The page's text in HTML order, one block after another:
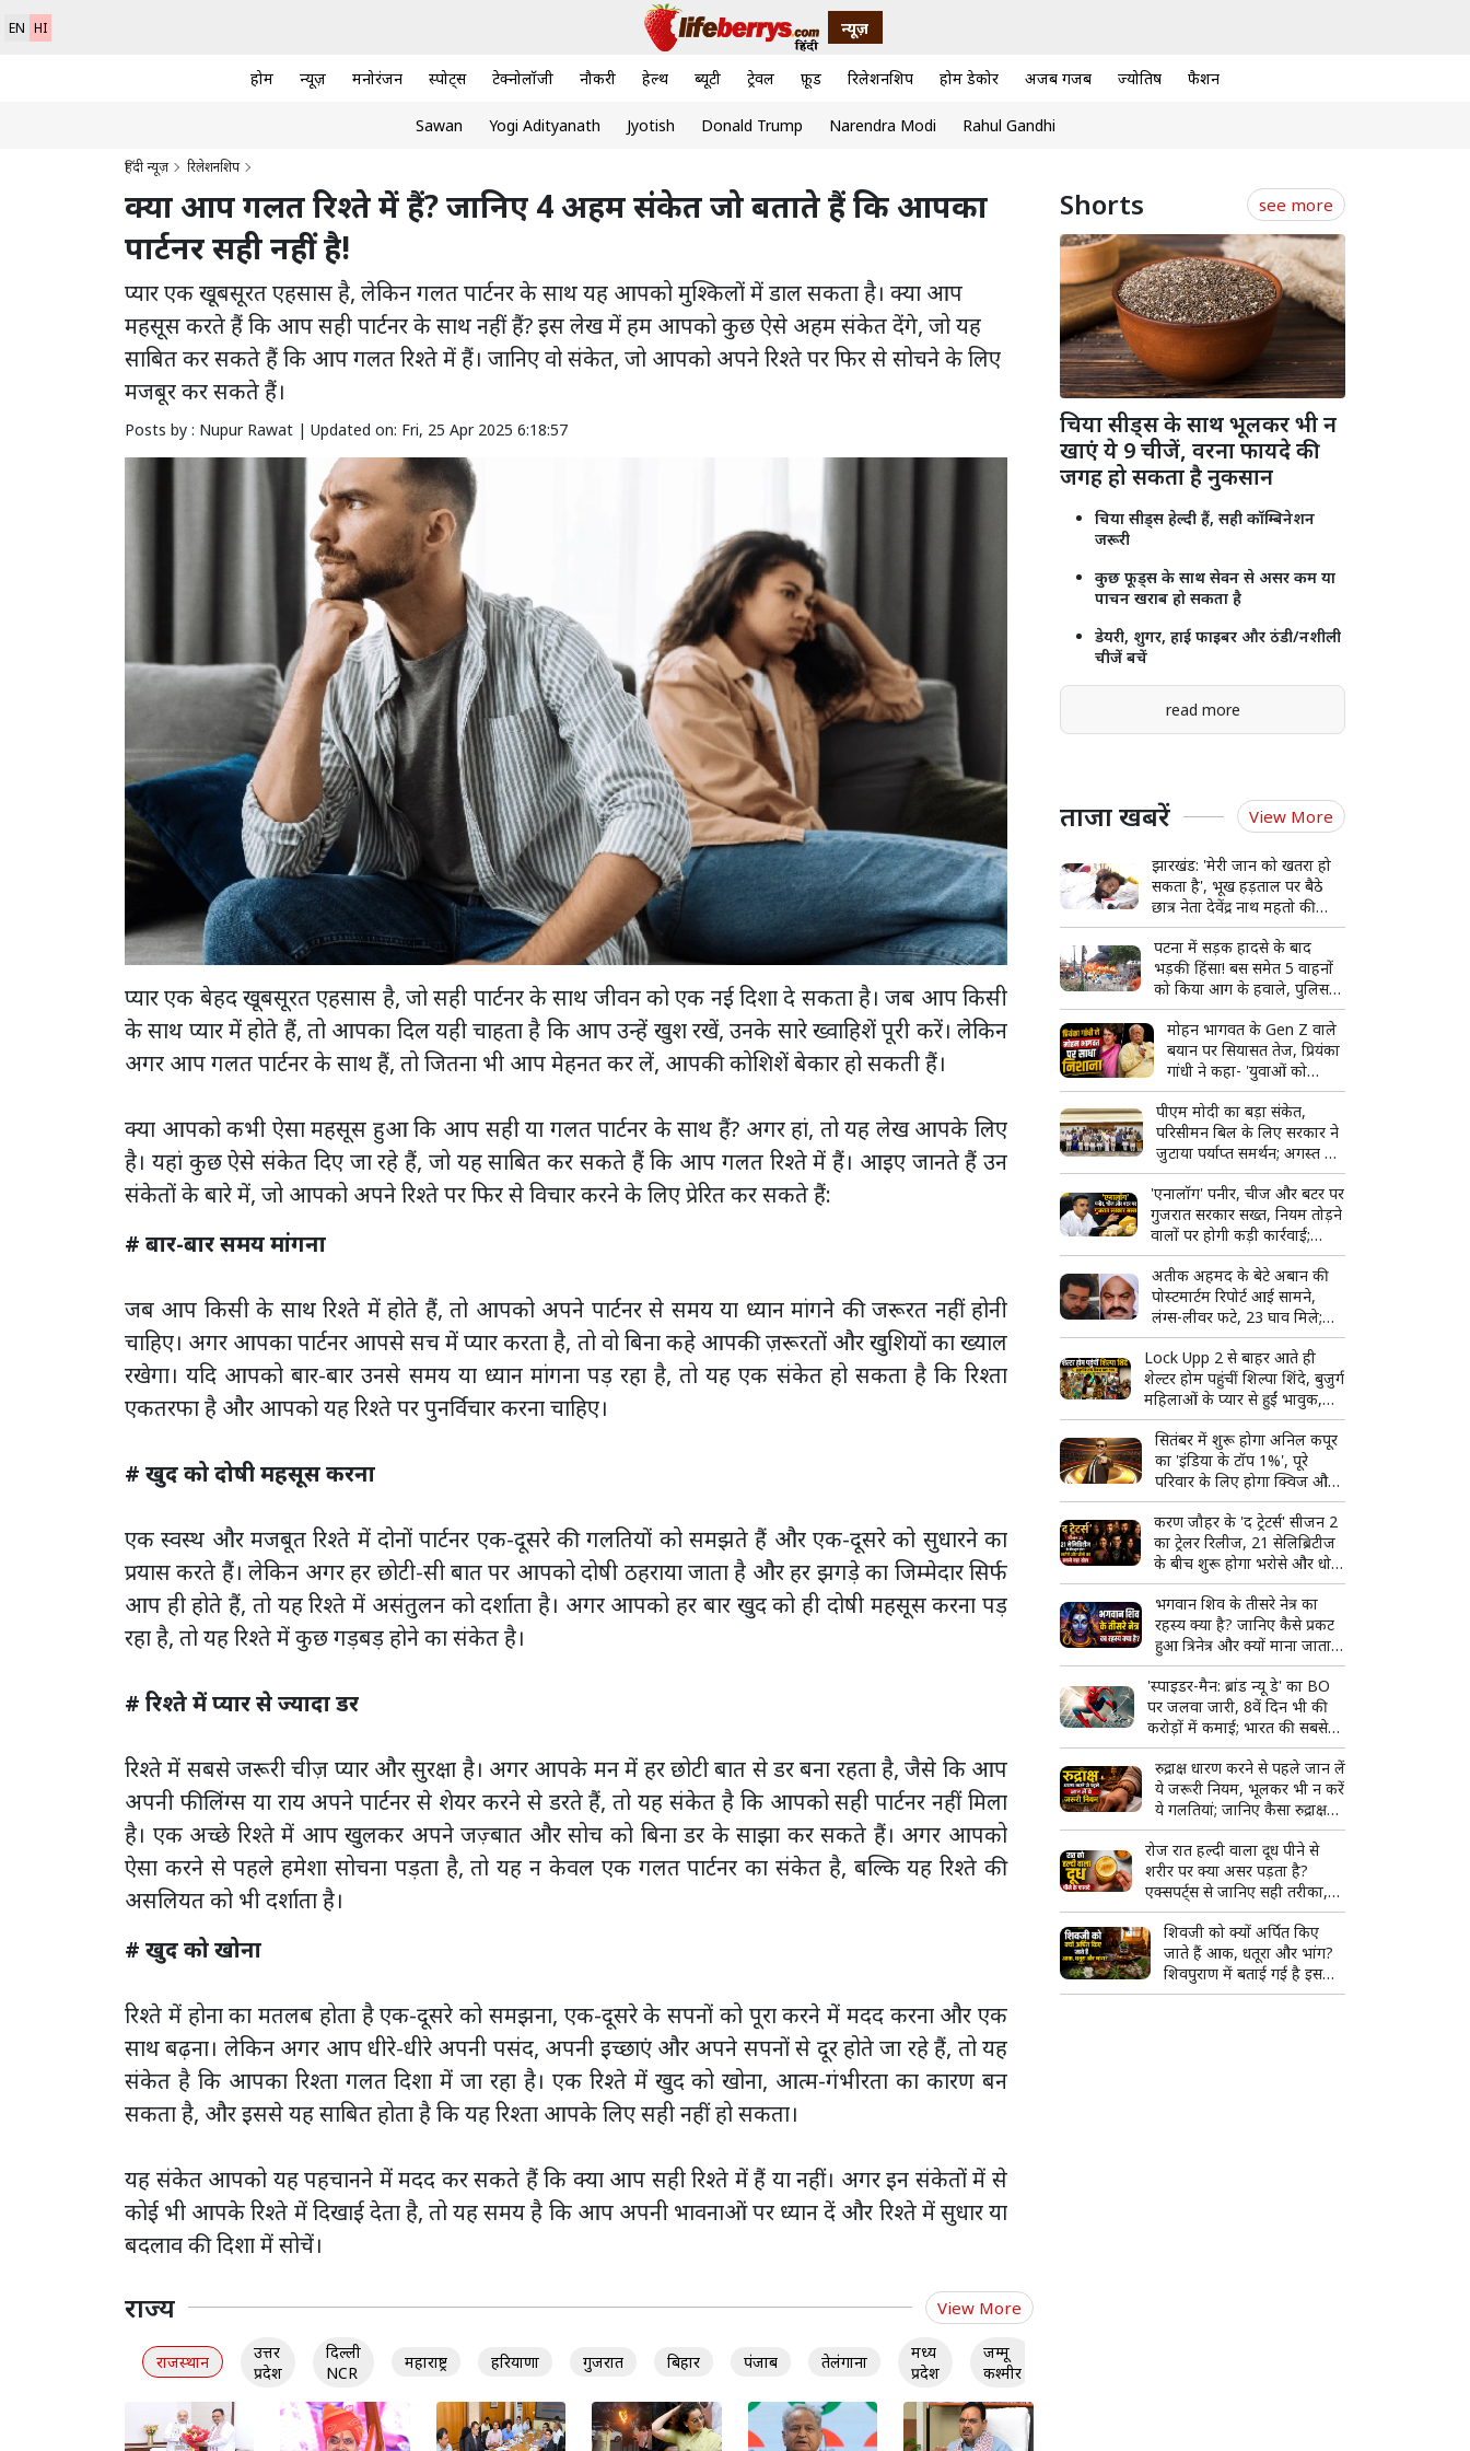
EN HI न्यूज़
होम न्यूज़ मनोरंजन स्पोर्ट्स टेक्नोलॉजी नौकरी हेल्थ ब्यूटी ट्रेवल फ़ूड रिलेशनशिप होम डेकोर अजब गजब ज्योतिष फैशन
Sawan Yogi Adityanath Jyotish Donald Trump Narendra Modi Rahul Gandhi
हिंदी न्यूज़ रिलेशनशिप
क्या आप गलत रिश्ते में हैं? जानिए 4 अहम संकेत जो बताते हैं कि आपका
पार्टनर सही नहीं है!
प्‍यार एक खूबसूरत एहसास है, लेकिन गलत पार्टनर के साथ यह आपको मुश्किलों में डाल सकता है। क्या आप
महसूस करते हैं कि आप सही पार्टनर के साथ नहीं हैं? इस लेख में हम आपको कुछ ऐसे अहम संकेत देंगे, जो यह
साबित कर सकते हैं कि आप गलत रिश्ते में हैं। जानिए वो संकेत, जो आपको अपने रिश्ते पर फिर से सोचने के लिए
मजबूर कर सकते हैं।
Posts by : Nupur Rawat | Updated on: Fri, 25 Apr 2025 6:18:57
प्‍यार एक बेहद खूबसूरत एहसास है, जो सही पार्टनर के साथ जीवन को एक नई दिशा दे सकता है। जब आप किसी
के साथ प्‍यार में होते हैं, तो आपका दिल यही चाहता है कि आप उन्हें खुश रखें, उनके सारे ख्वाहिशें पूरी करें। लेकिन
अगर आप गलत पार्टनर के साथ हैं, तो जितना भी आप मेहनत कर लें, आपकी कोशिशें बेकार हो सकती हैं।
क्या आपको कभी ऐसा महसूस हुआ कि आप सही या गलत पार्टनर के साथ हैं? अगर हां, तो यह लेख आपके लिए
है। यहां कुछ ऐसे संकेत दिए जा रहे हैं, जो यह साबित कर सकते हैं कि आप गलत रिश्ते में हैं। आइए जानते हैं उन
संकेतों के बारे में, जो आपको अपने रिश्ते पर फिर से विचार करने के लिए प्रेरित कर सकते हैं:
# बार-बार समय मांगना
जब आप किसी के साथ रिश्ते में होते हैं, तो आपको अपने पार्टनर से समय या ध्यान मांगने की जरूरत नहीं होनी
चाहिए। अगर आपका पार्टनर आपसे सच में प्‍यार करता है, तो वो बिना कहे आपकी ज़रूरतों और खुशियों का ख्याल
रखेगा। यदि आपको बार-बार उनसे समय या ध्यान मांगना पड़ रहा है, तो यह एक संकेत हो सकता है कि रिश्ता
एकतरफा है और आपको यह रिश्ते पर पुनर्विचार करना चाहिए।
# खुद को दोषी महसूस करना
एक स्वस्थ और मजबूत रिश्ते में दोनों पार्टनर एक-दूसरे की गलतियों को समझते हैं और एक-दूसरे को सुधारने का
प्रयास करते हैं। लेकिन अगर हर छोटी-सी बात पर आपको दोषी ठहराया जाता है और हर झगड़े का जिम्मेदार सिर्फ
आप ही होते हैं, तो यह रिश्ते में असंतुलन को दर्शाता है। अगर आपको हर बार खुद को ही दोषी महसूस करना पड़
रहा है, तो यह रिश्ते में कुछ गड़बड़ होने का संकेत है।
# रिश्ते में प्यार से ज्यादा डर
रिश्ते में सबसे जरूरी चीज़ प्यार और सुरक्षा है। अगर आपके मन में हर छोटी बात से डर बना रहता है, जैसे कि आप
अपनी फीलिंग्स या राय अपने पार्टनर से शेयर करने से डरते हैं, तो यह संकेत है कि आपको सही पार्टनर नहीं मिला
है। एक अच्छे रिश्ते में आप खुलकर अपने जज़्बात और सोच को बिना डर के साझा कर सकते हैं। अगर आपको
ऐसा करने से पहले हमेशा सोचना पड़ता है, तो यह न केवल एक गलत पार्टनर का संकेत है, बल्कि यह रिश्ते की
असलियत को भी दर्शाता है।
# खुद को खोना
रिश्ते में होना का मतलब होता है एक-दूसरे को समझना, एक-दूसरे के सपनों को पूरा करने में मदद करना और एक
साथ बढ़ना। लेकिन अगर आप धीरे-धीरे अपनी पसंद, अपनी इच्छाएं और अपने सपनों से दूर होते जा रहे हैं, तो यह
संकेत है कि आपका रिश्ता गलत दिशा में जा रहा है। एक रिश्ते में खुद को खोना, आत्म-गंभीरता का कारण बन
सकता है, और इससे यह साबित होता है कि यह रिश्ता आपके लिए सही नहीं हो सकता।
यह संकेत आपको यह पहचानने में मदद कर सकते हैं कि क्या आप सही रिश्ते में हैं या नहीं। अगर इन संकेतों में से
कोई भी आपके रिश्ते में दिखाई देता है, तो यह समय है कि आप अपनी भावनाओं पर ध्यान दें और रिश्ते में सुधार या
बदलाव की दिशा में सोचें।
राज्य View More
राजस्थान
उत्तर
प्रदेश
दिल्ली
NCR
महाराष्ट्र हरियाणा गुजरात बिहार पंजाब तेलंगाना
मध्य
प्रदेश
जम्मू
कश्मीर
Shorts see more
चिया सीड्स के साथ भूलकर भी न
खाएं ये 9 चीजें, वरना फायदे की
जगह हो सकता है नुकसान
चिया सीड्स हेल्दी हैं, सही कॉम्बिनेशन
जरूरी
कुछ फूड्स के साथ सेवन से असर कम या
पाचन खराब हो सकता है
डेयरी, शुगर, हाई फाइबर और ठंडी/नशीली
चीजें बचें
read more
ताजा खबरें View More
झारखंड: 'मेरी जान को खतरा हो
सकता है', भूख हड़ताल पर बैठे
छात्र नेता देवेंद्र नाथ महतो की
बिगड़ी हालत, अस्पताल में भर्ती
पटना में सड़क हादसे के बाद
भड़की हिंसा! बस समेत 5 वाहनों
को किया आग के हवाले, पुलिस
और मीडिया पर भी पथराव
मोहन भागवत के Gen Z वाले
बयान पर सियासत तेज, प्रियंका
गांधी ने कहा- 'युवाओं को
उनके...'
पीएम मोदी का बड़ा संकेत,
परिसीमन बिल के लिए सरकार ने
जुटाया पर्याप्त समर्थन; अगस्त में
हो सकता है विशेष सत्र
'एनालॉग' पनीर, चीज और बटर पर
गुजरात सरकार सख्त, नियम तोड़ने
वालों पर होगी कड़ी कार्रवाई;
टास्क फोर्स बनाने का ऐलान
अतीक अहमद के बेटे अबान की
पोस्टमार्टम रिपोर्ट आई सामने,
लंग्स-लीवर फटे, 23 घाव मिले;
शव देखकर रो पड़ा भाई अहजम
Lock Upp 2 से बाहर आते ही
शेल्टर होम पहुंचीं शिल्पा शिंदे, बुजुर्ग
महिलाओं के प्यार से हुईं भावुक,
बोलीं- 'ऐसा लग रहा है जैसे मैं ही
जीत गई'
सितंबर में शुरू होगा अनिल कपूर
का 'इंडिया के टॉप 1%', पूरे
परिवार के लिए होगा क्विज और
मस्ती का शानदार कॉम्बो
करण जौहर के 'द ट्रेटर्स' सीजन 2
का ट्रेलर रिलीज, 21 सेलिब्रिटीज
के बीच शुरू होगा भरोसे और धोखे
का सबसे बड़ा खेल
भगवान शिव के तीसरे नेत्र का
रहस्य क्या है? जानिए कैसे प्रकट
हुआ त्रिनेत्र और क्यों माना जाता है
दिव्य शक्ति का प्रतीक
'स्पाइडर-मैन: ब्रांड न्यू डे' का BO
पर जलवा जारी, 8वें दिन भी की
करोड़ों में कमाई; भारत की सबसे
बड़ी हॉलीवुड फिल्म बनने से इतनी
दूर
रुद्राक्ष धारण करने से पहले जान लें
ये जरूरी नियम, भूलकर भी न करें
ये गलतियां; जानिए कैसा रुद्राक्ष
माना जाता है शुभ
रोज रात हल्दी वाला दूध पीने से
शरीर पर क्या असर पड़ता है?
एक्सपर्ट्स से जानिए सही तरीका,
फायदे और किन लोगों को करना
चाहिए परहेज
शिवजी को क्यों अर्पित किए
जाते हैं आक, धतूरा और भांग?
शिवपुराण में बताई गई है इसकी
खास वजह